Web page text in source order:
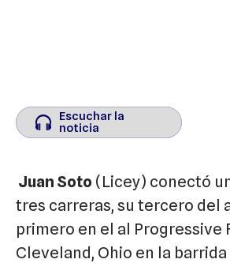
Escuchar la
noticia
Escuchar la
noticia
Juan Soto (Licey) conectó
tres carreras, su tercero del
primero en el al Progressive
Cleveland, Ohio en la barrida